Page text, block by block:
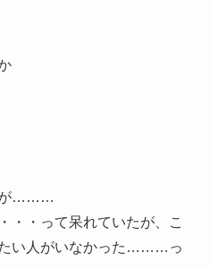
が………
・・って呆れていたが、こ
い人がいなかった………っ